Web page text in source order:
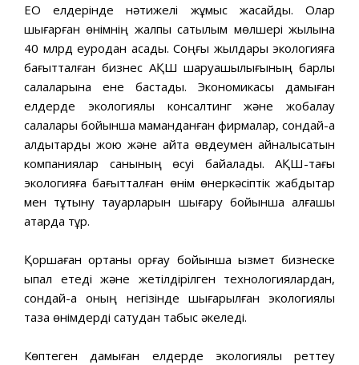
ЕО елдерінде нәтижелі жұмыс жасайды. Олар
шығарған өнімнің жалпы сатылым мөлшері жылына
40 млрд еуродан асады. Соңғы жылдары экологияға
бағытталған бизнес АҚШ шаруашылығының барлық
салаларына ене бастады. Экономикасы дамыған
елдерде экологиялық консалтинг және жобалау
салалары бойынша маманданған фирмалар, сондай-ақ
қалдықтарды жою және қайта өвдеумен айналысатын
компаниялар санының өсуі байқалады. АҚШ-тағы
экологияға бағытталған өнім өнеркәсіптік жабдықтар
мен тұтыну тауарларын шығару бойынша алғашқы
қатарда тұр.
Қоршаған ортаны қорғау бойынша қызмет бизнеске
ықпал етеді және жетілдірілген технологиялардан,
сондай-ақ оның негізінде шығарылған экологиялық
таза өнімдерді сатудан табыс әкеледі.
Көптеген дамыған елдерде экологиялық реттеу